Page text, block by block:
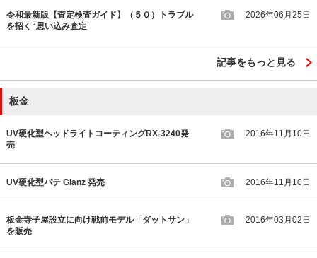
令和最新版【査定検査ガイド】（５０）トラブル
を招く“思い込み査定
2026年06月25日
記事をもっと見る
板金
UV硬化型ヘッドライトコーティングRX-3240発
売
2016年11月10日
UV硬化型パテ Glanz 発売 2016年11月10日
板金寺子屋設立に向け戦前モデル「ダットサン」
を販売
2016年03月02日